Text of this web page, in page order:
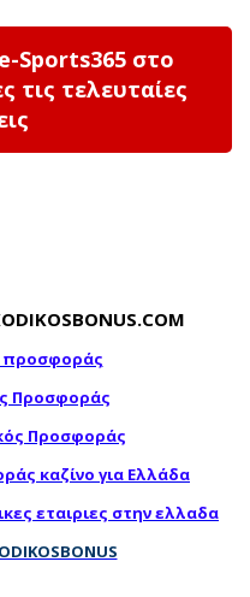
Sports365 στο
τις τελευταίες
προσφοράς
Προσφοράς
Προσφοράς
καζίνο για Ελλάδα
εταιριες στην ελλαδα